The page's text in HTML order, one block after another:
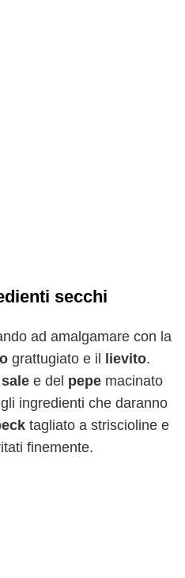
secchi
ad amalgamare con la
grattugiato e il lievito.
sale e del pepe macinato
ingredienti che daranno
tagliato a striscioline e
finemente.